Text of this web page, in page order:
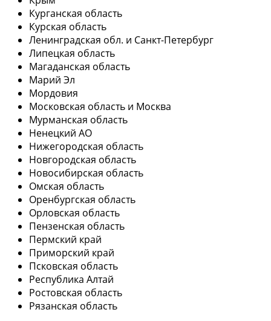
Курганская область
Курская область
Ленинградская обл. и Санкт-Петербург
Липецкая область
Магаданская область
Марий Эл
Мордовия
Московская область и Москва
Мурманская область
Ненецкий АО
Нижегородская область
Новгородская область
Новосибирская область
Омская область
Оренбургская область
Орловская область
Пензенская область
Пермский край
Приморский край
Псковская область
Республика Алтай
Ростовская область
Рязанская область